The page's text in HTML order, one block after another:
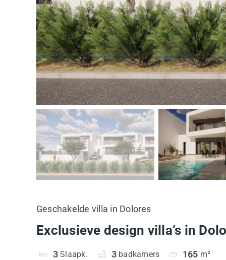
Geschakelde villa in Dolores
Exclusieve design villa’s in
3 Slaapk. 3 badkamers 165 m²